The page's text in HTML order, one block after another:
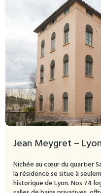
Jean Meygret –
Nichée au cœur du quartier
la résidence se situe à
historique de Lyon. Nos 74